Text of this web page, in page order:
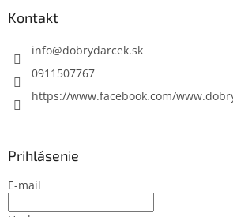
Kontakt
info@dobrydarcek.sk
0911507767
https://www.facebook.com/
Prihlásenie
E-mail